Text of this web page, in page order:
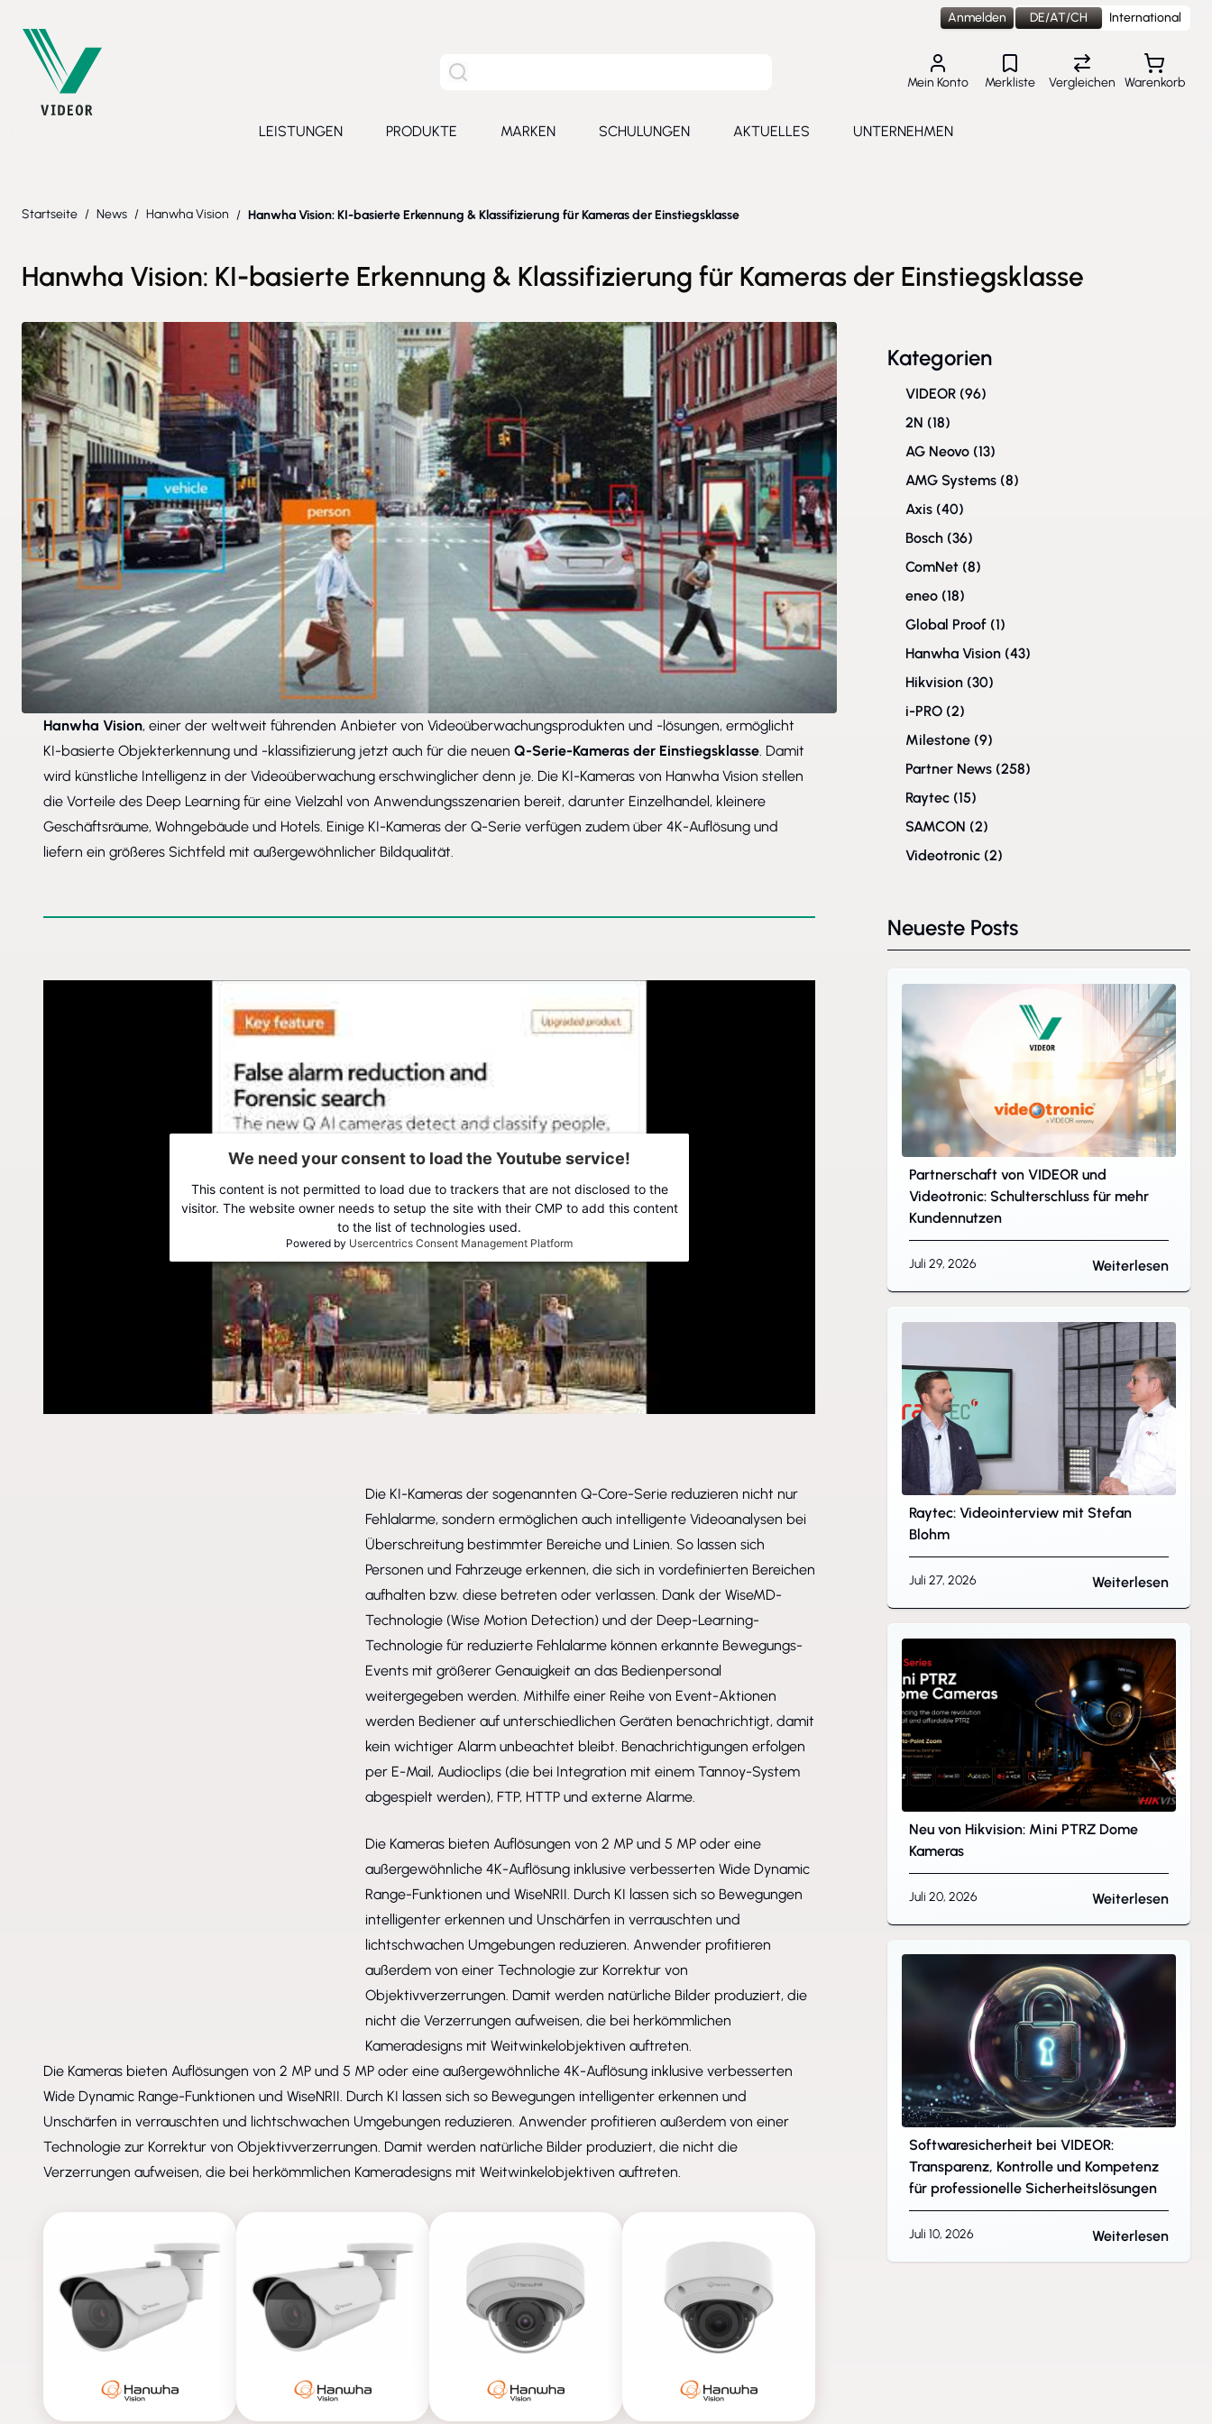
Site Suche
Anmelden DE/AT/CH International
Mein Konto Merkliste Vergleichen Warenkorb
LEISTUNGEN
PRODUKTE
MARKEN
SCHULUNGEN
AKTUELLES
UNTERNEHMEN
Startseite / News / Hanwha Vision / Hanwha Vision: KI-basierte Erkennung & Klassifizierung für Kameras der Einstiegsklasse
Hanwha Vision: KI-basierte Erkennung & Klassifizierung für Kameras der Einstiegsklasse
Hanwha Vision, einer der weltweit führenden Anbieter von Videoüberwachungsprodukten und -lösungen, ermöglicht
KI-basierte Objekterkennung und -klassifizierung jetzt auch für die neuen Q-Serie-Kameras der Einstiegsklasse. Damit
wird künstliche Intelligenz in der Videoüberwachung erschwinglicher denn je. Die KI-Kameras von Hanwha Vision stellen
die Vorteile des Deep Learning für eine Vielzahl von Anwendungsszenarien bereit, darunter Einzelhandel, kleinere
Geschäftsräume, Wohngebäude und Hotels. Einige KI-Kameras der Q-Serie verfügen zudem über 4K-Auflösung und
liefern ein größeres Sichtfeld mit außergewöhnlicher Bildqualität.
We need your consent to load the Youtube service!
This content is not permitted to load due to trackers that are not disclosed to the
visitor. The website owner needs to setup the site with their CMP to add this content
to the list of technologies used.
Powered by Usercentrics Consent Management Platform
Die KI-Kameras der sogenannten Q-Core-Seriereduzieren nicht nur
Fehlalarme, sondern ermöglichen auch intelligente Videoanalysen bei
Überschreitung bestimmter Bereiche und Linien. So lassen sich
Personen und Fahrzeuge erkennen, die sich in vordefinierten Bereichen
aufhalten bzw. diese betreten oder verlassen. Dank der WiseMD-
Technologie (Wise Motion Detection) und der Deep-Learning-
Technologie für reduzierte Fehlalarme können erkannte Bewegungs-
Events mit größerer Genauigkeit an das Bedienpersonal
weitergegeben werden. Mithilfe einer Reihe von Event-Aktionen
werden Bediener auf unterschiedlichen Geräten benachrichtigt, damit
kein wichtiger Alarm unbeachtet bleibt. Benachrichtigungen erfolgen
per E-Mail, Audioclips (die bei Integration mit einem Tannoy-System
abgespielt werden), FTP, HTTP und externe Alarme.
Die Kameras bieten Auflösungen von 2 MP und 5 MP oder eine
außergewöhnliche 4K-Auflösung inklusive verbesserten Wide Dynamic
Range-Funktionen und WiseNRII. Durch KI lassen sich so Bewegungen
intelligenter erkennen und Unschärfen in verrauschten und
lichtschwachen Umgebungen reduzieren. Anwender profitieren
außerdem von einer Technologie zur Korrektur von
Objektivverzerrungen. Damit werden natürliche Bilder produziert, die
nicht die Verzerrungen aufweisen, die bei herkömmlichen
Kameradesigns mit Weitwinkelobjektiven auftreten.
Die Kameras bieten Auflösungen von 2 MP und 5 MP oder eine außergewöhnliche 4K-Auflösung inklusive verbesserten
Wide Dynamic Range-Funktionen und WiseNRII. Durch KI lassen sich so Bewegungen intelligenter erkennen und
Unschärfen in verrauschten und lichtschwachen Umgebungen reduzieren. Anwender profitieren außerdem von einer
Technologie zur Korrektur von Objektivverzerrungen. Damit werden natürliche Bilder produziert, die nicht die
Verzerrungen aufweisen, die bei herkömmlichen Kameradesigns mit Weitwinkelobjektiven auftreten.
Kategorien
VIDEOR (96)
2N (18)
AG Neovo (13)
AMG Systems (8)
Axis (40)
Bosch (36)
ComNet (8)
eneo (18)
Global Proof (1)
Hanwha Vision (43)
Hikvision (30)
i-PRO (2)
Milestone (9)
Partner News (258)
Raytec (15)
SAMCON (2)
Videotronic (2)
Neueste Posts
Partnerschaft von VIDEOR und
Videotronic: Schulterschluss für mehr
Kundennutzen
Juli 29, 2026 Weiterlesen
Raytec: Videointerview mit Stefan
Blohm
Juli 27, 2026 Weiterlesen
Neu von Hikvision: Mini PTRZ Dome
Kameras
Juli 20, 2026 Weiterlesen
Softwaresicherheit bei VIDEOR:
Transparenz, Kontrolle und Kompetenz
für professionelle Sicherheitslösungen
Juli 10, 2026 Weiterlesen